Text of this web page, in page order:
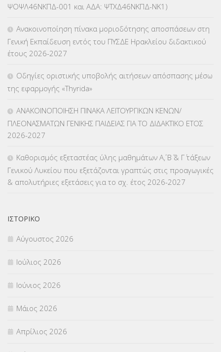
ΚΕΣΥΠ(109)
ΚΠγ – ΚΡΑΤΙΚΟ ΠΙΣΤΟΠΟΙΗΤΙΚΟ ΓΛΩΣΣΟΜΑΘΕΙΑΣ(135)
ΚΠπ- ΚΡΑΤΙΚΟ ΠΙΣΤΟΠΟΙΗΤΙΚΟ ΠΛΗΡΟΦΟΡΙΚΗΣ
ΛΟΙΠΑ(309)
ΜΕΤΑΘΕΣΕΙΣ-ΤΟΠΟΘΕΤΗΣΕΙΣ ΒΕΛΤΙΩΣΕΙΣ(319)
ΜΕΤΑΦΟΡΑ ΜΑΘΗΤΩΝ(3)
ΟΙΚΟΝΟΜΙΚΑ ΘΕΜΑΤΑ
Π.Ε.Κ. ΗΡΑΚΛΕΙΟΥ
ΠΑΝΕΛΛΑΔΙΚΕΣ ΕΞΕΤΑΣΕΙΣ
ΠΡΟΚΗΡΥΞΕΙΣ
ΣΕΜΙΝΑΡΙΑ – ΗΜΕΡΙΔΕΣ
ΣΕΠ(50)
ΨΟΨΛ46ΝΚΠΔ-001 και ΑΔΑ: ΨΤΧΔ46ΝΚΠΔ-ΝΚ1)
Ανακοινοποίηση πίνακα μοριοδότησης αποσπάσεων στη
Γενική Εκπαίδευση εντός του ΠΥΣΔΕ Ηρακλείου διδακτικού
έτους 2026-2027
Οδηγίες οριστικής υποβολής αιτήσεων απόσπασης μέσω
της εφαρμογής «Thyrida»
ΑΝΑΚΟΙΝΟΠΟΙΗΣΗ ΠΙΝΑΚΑ ΛΕΙΤΟΥΡΓΙΚΩΝ ΚΕΝΩΝ/
ΠΛΕΟΝΑΣΜΑΤΩΝ ΓΕΝΙΚΗΣ ΠΑΙΔΕΙΑΣ ΓΙΑ ΤΟ ΔΙΔΑΚΤΙΚΟ ΕΤΟΣ
2026-2027
Καθορισμός εξεταστέας ύλης μαθημάτων Α΄, Β΄ & Γ΄ τάξεων
Γενικού Λυκείου που εξετάζονται γραπτώς στις προαγωγικές
& απολυτήριες εξετάσεις για το σχ. έτος 2026-2027
ΙΣΤΟΡΙΚΌ
Αύγουστος 2026
Ιούλιος 2026
Ιούνιος 2026
Μάιος 2026
Απρίλιος 2026